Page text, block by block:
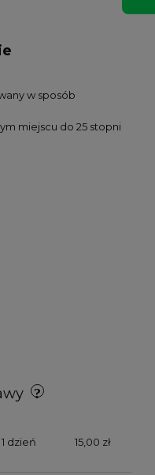
w sposób
miejscu do 25 stopni
dzień
15,00 zł